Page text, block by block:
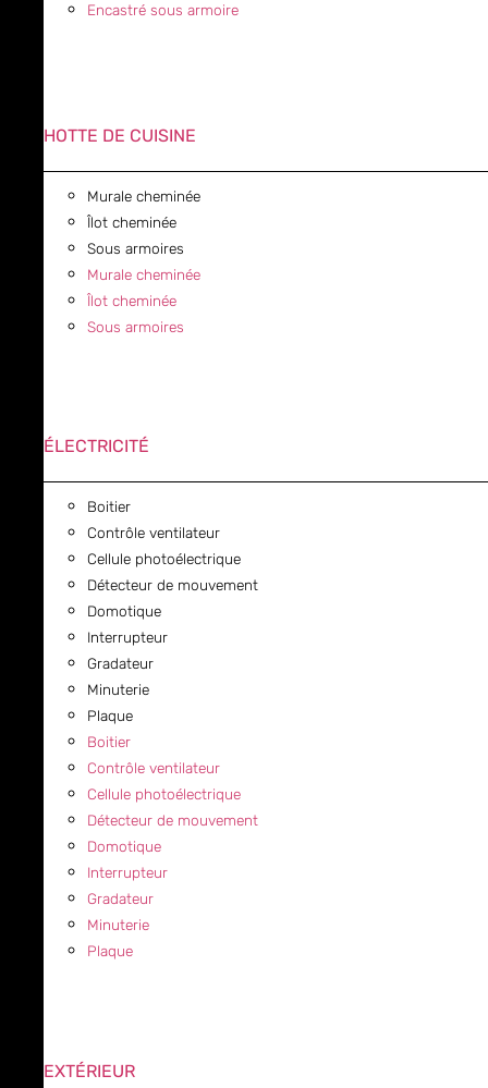
Encastré sous armoire
HOTTE DE CUISINE
Murale cheminée
Îlot cheminée
Sous armoires
Murale cheminée
Îlot cheminée
Sous armoires
ÉLECTRICITÉ
Boitier
Contrôle ventilateur
Cellule photoélectrique
Détecteur de mouvement
Domotique
Interrupteur
Gradateur
Minuterie
Plaque
Boitier
Contrôle ventilateur
Cellule photoélectrique
Détecteur de mouvement
Domotique
Interrupteur
Gradateur
Minuterie
Plaque
EXTÉRIEUR